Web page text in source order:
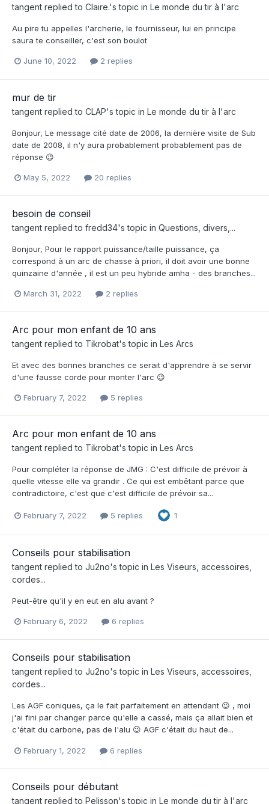
tangent replied to Claire.'s topic in Le monde du tir à l'arc
Au pire tu appelles l'archerie, le fournisseur, lui en principe
saura te conseiller, c'est son boulot
June 10, 2022 2 replies
mur de tir
tangent replied to CLAP's topic in Le monde du tir à l'arc
Bonjour, Le message cité date de 2006, la dernière visite de Sub
date de 2008, il n'y aura probablement probablement pas de
réponse 😉
May 5, 2022 20 replies
besoin de conseil
tangent replied to fredd34's topic in Questions, divers,...
Bonjour, Pour le rapport puissance/taille puissance, ça
correspond à un arc de chasse à priori, il doit avoir une bonne
quinzaine d'année , il est un peu hybride amha - des branches...
March 31, 2022 2 replies
Arc pour mon enfant de 10 ans
tangent replied to Tikrobat's topic in Les Arcs
Et avec des bonnes branches ce serait d'apprendre à se servir
d'une fausse corde pour monter l'arc 😉
February 7, 2022 5 replies
Arc pour mon enfant de 10 ans
tangent replied to Tikrobat's topic in Les Arcs
Pour compléter la réponse de JMG : C'est difficile de prévoir à
quelle vitesse elle va grandir . Ce qui est embêtant parce que
contradictoire, c'est que c'est difficile de prévoir sa...
February 7, 2022 5 replies 1
Conseils pour stabilisation
tangent replied to Ju2no's topic in Les Viseurs, accessoires,
cordes...
Peut-être qu'il y en eut en alu avant ?
February 6, 2022 6 replies
Conseils pour stabilisation
tangent replied to Ju2no's topic in Les Viseurs, accessoires,
cordes...
Les AGF coniques, ça le fait parfaitement en attendant 😉 , moi
j'ai fini par changer parce qu'elle a cassé, mais ça allait bien et
c'était du carbone, pas de l'alu 😉 AGF c'était du haut de...
February 1, 2022 6 replies
Conseils pour débutant
tangent replied to Pelisson's topic in Le monde du tir à l'arc